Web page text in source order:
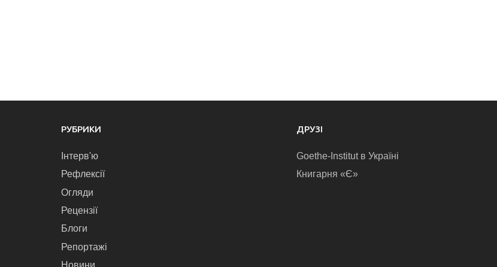
РУБРИКИ
Інтерв'ю
Рефлексії
Огляди
Рецензії
Блоги
Репортажі
Новини
ДРУЗІ
Goethe-Institut в Україні
Книгарня «Є»